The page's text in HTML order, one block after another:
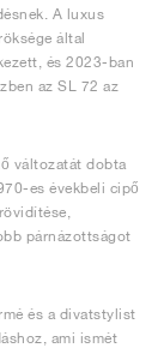
A luxus
által
és 2023-ban
az SL 72 az
változatát dobta
es évekbeli cipő
párnázottságot
és a divatstylist
ami ismét